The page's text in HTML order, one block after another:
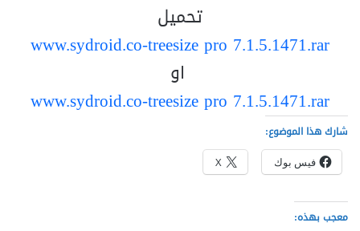
تحميل
www.sydroid.co-treesize pro 7.1.5.1471.rar
او
www.sydroid.co-treesize pro 7.1.5.1471.rar
شارك هذا الموضوع:
فيس بوك X
معجب بهذه: